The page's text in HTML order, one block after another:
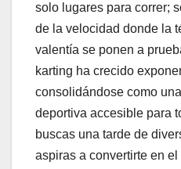
solo lugares para correr;
de la velocidad donde la
valentía se ponen a
karting ha crecido
consolidándose como
deportiva accesible para
buscas una tarde de
aspiras a convertirte en